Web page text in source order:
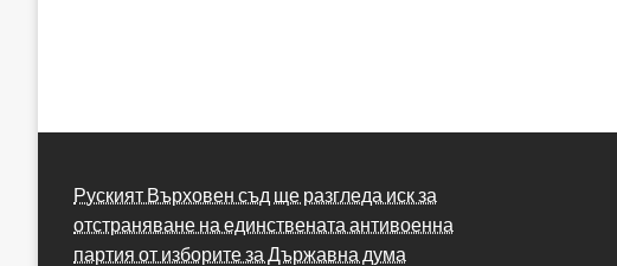
Руският Върховен съд ще разгледа иск за
отстраняване на единствената антивоенна
партия от изборите за Държавна дума